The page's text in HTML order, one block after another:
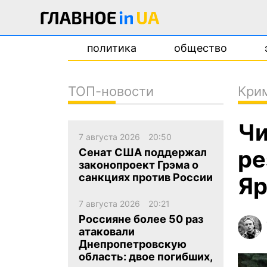
политика общество
ТОП-новости
7 августа 2026 20:50
Сенат США поддержал
законопроект Грэма о
санкциях против России
7 августа 2026 20:21
Россияне более 50 раз
атаковали
Днепропетровскую
область: двое погибших,